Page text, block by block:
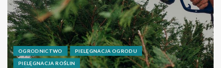
OGRODNICTWO PIELĘGNACJA OGRODU
PIELĘGNACJA ROŚLIN